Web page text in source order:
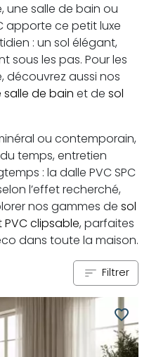
une salle de bain ou
apporte ce petit luxe
: un sol élégant,
sous les pas. Pour les
découvrez aussi nos
salle de bain et de sol
ou contemporain,
temps, entretien
: la dalle PVC SPC
l’effet recherché,
nos gammes de sol
clipsable, parfaites
dans toute la maison.
Filtrer
favorite_border